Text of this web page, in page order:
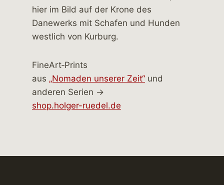
FineArt‑Prints
aus „Nomaden unserer Zeit“ und
anderen Serien →
shop.holger-ruedel.de